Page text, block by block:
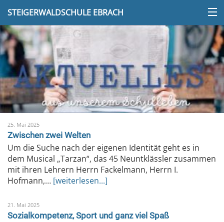
STEIGERWALDSCHULE EBRACH
25. Mai 2025
Zwischen zwei Welten
Um die Suche nach der eigenen Identität geht es in
dem Musical „Tarzan“, das 45 Neuntklässler zusammen
mit ihren Lehrern Herrn Fackelmann, Herrn I.
Hofmann,… [weiterlesen...]
21. Mai 2025
Sozialkompetenz, Sport und ganz viel Spaß